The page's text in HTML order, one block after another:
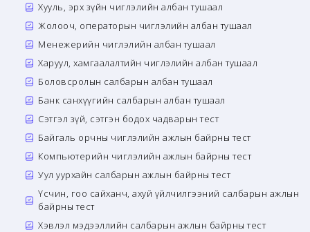
Хууль, эрх зүйн чиглэлийн албан тушаал
Жолооч, операторын чиглэлийн албан тушаал
Менежерийн чиглэлийн албан тушаал
Харуул, хамгаалалтийн чиглэлийн албан тушаал
Боловсролын салбарын албан тушаал
Банк санхүүгийн салбарын албан тушаал
Сэтгэл зүй, сэтгэн бодох чадварын тест
Байгаль орчны чиглэлийн ажлын байрны тест
Компьютерийн чиглэлийн ажлын байрны тест
Уул уурхайн салбарын ажлын байрны тест
Үсчин, гоо сайханч, ахуй үйлчилгээний салбарын ажлын
байрны тест
Хэвлэл мэдээллийн салбарын ажлын байрны тест